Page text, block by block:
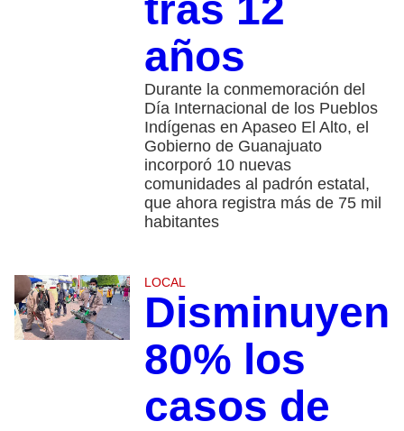
años
Durante la conmemoración del
Día Internacional de los Pueblos
Indígenas en Apaseo El Alto, el
Gobierno de Guanajuato
incorporó 10 nuevas
comunidades al padrón estatal,
que ahora registra más de 75 mil
habitantes
LOCAL
Disminuyen
80% los
casos de